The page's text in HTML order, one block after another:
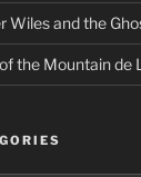
Wiles and the
the Mountain de